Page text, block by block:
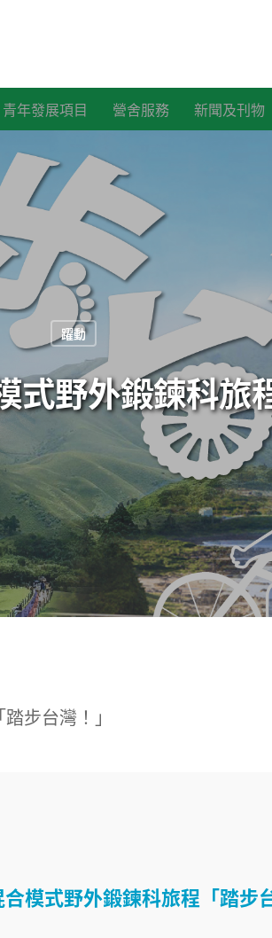
青年發展項目 營舍服務 新聞及刊物
躍動
式野外鍛鍊科旅
步台灣！」
模式野外鍛鍊科旅程「踏步